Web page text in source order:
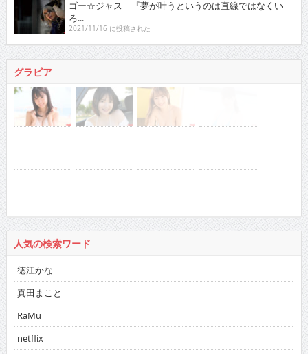
ゴー☆ジャス 『夢が叶うというのは直線ではなくい
ろ...
2021/11/16 に投稿された
グラビア
人気の検索ワード
徳江かな
真田まこと
RaMu
netflix